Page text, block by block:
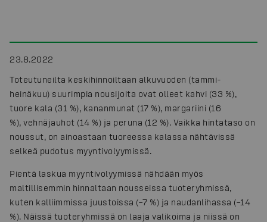
23.8.2022
Toteutuneilta keskihinnoiltaan alkuvuoden (tammi-
heinäkuu) suurimpia nousijoita ovat olleet kahvi (33 %),
tuore kala (31 %), kananmunat (17 %), margariini (16
%), vehnäjauhot (14 %) ja peruna (12 %). Vaikka hintataso on
noussut, on ainoastaan tuoreessa kalassa nähtävissä
selkeä pudotus myyntivolyymissä.
Pientä laskua myyntivolyymissä nähdään myös
maltillisemmin hinnaltaan nousseissa tuoteryhmissä,
kuten kalliimmissa juustoissa (–7 %) ja naudanlihassa (–14
%). Näissä tuoteryhmissä on laaja valikoima ja niissä on